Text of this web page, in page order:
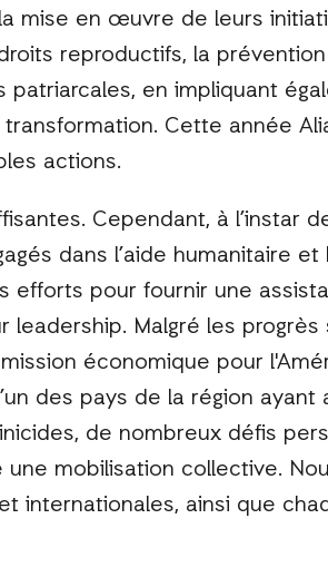
mise en œuvre de leurs
reproductifs, la
en impliquant
Cette année
actions.
Cependant, à l’instar
dans l’aide humanitaire et
efforts pour fournir une
Malgré les progrès
économique pour
des pays de la région ayant
de nombreux défis
mobilisation collective.
internationales, ainsi que